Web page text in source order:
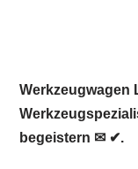
Werkzeugwagen
begeistern ✉ ✔.